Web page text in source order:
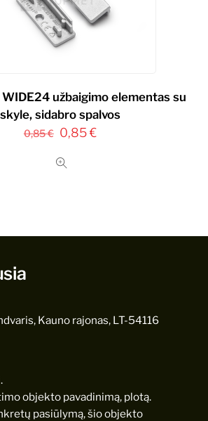
užbaigimo elementas su
skyle, sidabro spalvos
0,85€ Original
was:
0,85€Current
Kauno rajonas, LT-54116
objekto pavadinimą, plotą.
pasiūlymą, šio objekto